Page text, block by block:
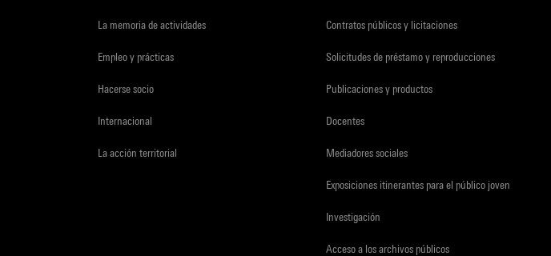
La memoria de actividades
Empleo y prácticas
Hacerse socio
Internacional
La acción territorial
Contratos públicos y licitaciones
Solicitudes de préstamo y reproducciones
Publicaciones y productos
Docentes
Mediadores sociales
Exposiciones itinerantes para el público joven
Investigación
Acceso a los archivos públicos